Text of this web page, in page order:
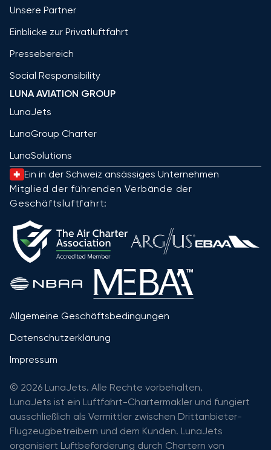
Unsere Partner
Einblicke zur Privatluftfahrt
Pressebereich
Social Responsibility
LUNA AVIATION GROUP
LunaJets
LunaGroup Charter
LunaSolutions
Ein in der Schweiz ansässiges Unternehmen
Mitglied der führenden Verbände der
Geschäftsluftfahrt:
Allgemeine Geschäftsbedingungen
Datenschutzerklärung
Impressum
© 2026 LunaJets. Alle Rechte vorbehalten.
LunaJets ist ein Luftfahrt-Chartermakler und fungiert
ausschließlich als Vermittler zwischen Drittanbieter-
Flugzeugbetreibern und dem Kunden. LunaJets
organisiert Luftbeförderung durch Chartern von